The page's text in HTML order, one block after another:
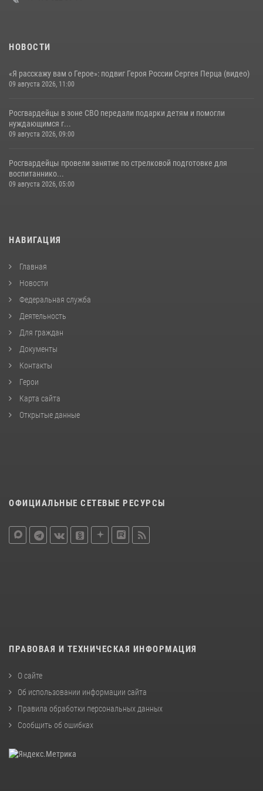
НОВОСТИ
«Я расскажу вам о Герое»: подвиг Героя России Сергея Перца (видео)
09 августа 2026, 11:00
Росгвардейцы в зоне СВО передали подарки детям и помогли
нуждающимся г...
09 августа 2026, 09:00
Росгвардейцы провели занятие по стрелковой подготовке для
воспитаннико...
09 августа 2026, 05:00
НАВИГАЦИЯ
Главная
Новости
Федеральная служба
Деятельность
Для граждан
Документы
Контакты
Герои
Карта сайта
Открытые данные
ОФИЦИАЛЬНЫЕ СЕТЕВЫЕ РЕСУРСЫ
ПРАВОВАЯ И ТЕХНИЧЕСКАЯ ИНФОРМАЦИЯ
О сайте
Об использовании информации сайта
Правила обработки персональных данных
Сообщить об ошибках